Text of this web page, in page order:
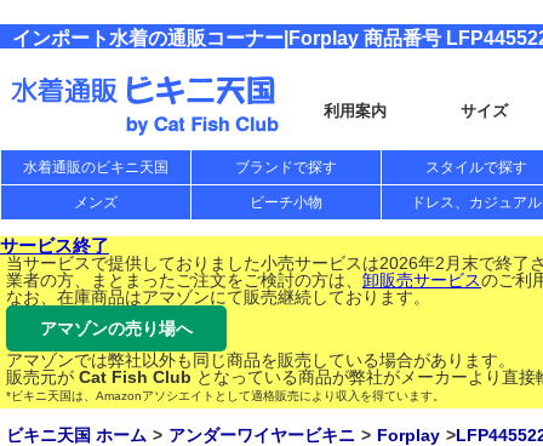
インポート水着の通販コーナー|Forplay 商品番号
利用案内 サイズ
水着通販のビキニ天国 ブランドで探す スタイルで探す
メンズ ビーチ小物 ドレス、カジュアル
サービス終了
当サービスで提供しておりました小売サービスは2026年2月末で終了
業者の方、まとまったご注文をご検討の方は、 卸販売サービスのご利
なお、在庫商品はアマゾンにて販売継続しております。
アマゾンの売り場へ
アマゾンでは弊社以外も同じ商品を販売している場合があります。
販売元が Cat Fish Club となっている商品が弊社がメーカーより直
*ビキニ天国は、Amazonアソシエイトとして適格販売により収入を得ています。
ビキニ天国 ホーム アンダーワイヤービキニ Forplay